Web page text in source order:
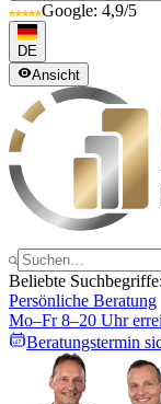
Google: 4,9/5
DE
Ansicht
Beliebte Suchbegriffe:
Persönliche Beratung
Mo–Fr 8–20 Uhr
Beratungstermin